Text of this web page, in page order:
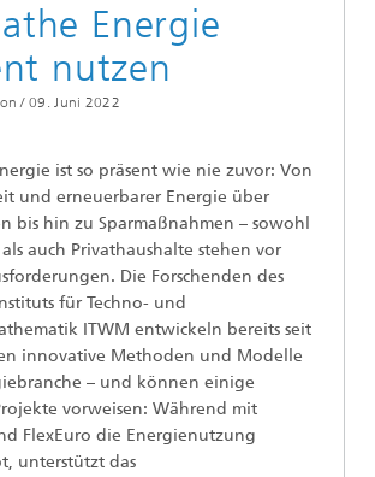
Energie
nutzen
/ 09. Juni 2022
ist so präsent wie nie zuvor: Von
und erneuerbarer Energie über
bis hin zu Sparmaßnahmen – sowohl
auch Privathaushalte stehen vor
Die Forschenden des
für Techno- und
ITWM entwickeln bereits seit
innovative Methoden und Modelle
– und können einige
vorweisen: Während mit
FlexEuro die Energienutzung
unterstützt das